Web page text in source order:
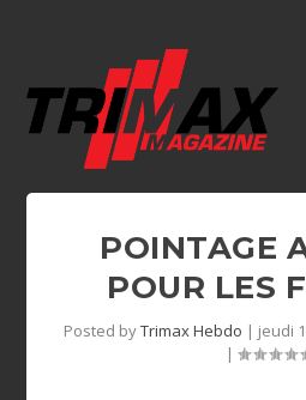
POINTAGE
POUR LES
Posted byTrimax Hebdo | jeudi
|